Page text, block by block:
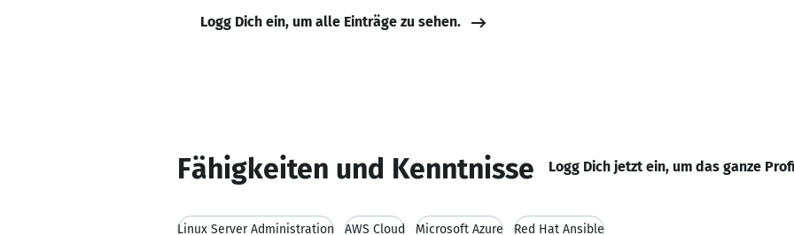
Logg Dich ein, um alle Einträge zu sehen.
Fähigkeiten und Kenntnisse Logg Dich jetzt ein, um das ganze
Linux Server Administration AWS Cloud Microsoft Azure Red Hat Ansible